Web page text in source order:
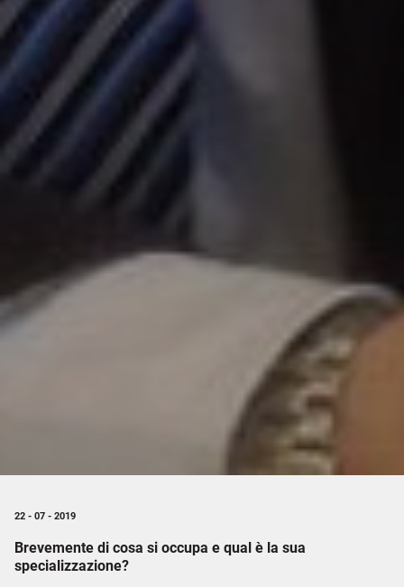
22 - 07 - 2019
Brevemente di cosa si occupa e qual è la sua
specializzazione?